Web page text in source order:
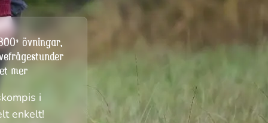
övningar,
mer
i
enkelt!